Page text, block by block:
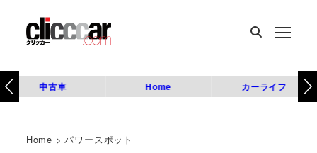
中古車 Home カーライフ
Home >パワースポット